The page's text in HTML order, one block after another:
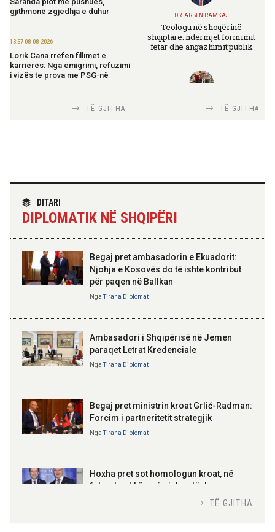
gjithmonë zgjedhja e duhur
13:57 08-08-2026
Lorik Cana rrëfen fillimet e
karrierës: Nga emigrimi, refuzimi
i vizës te prova me PSG-në
Vijojnë punimet për Muzeun
lartë për zjarre në tetë qarqe
seminari i leximit mbi librin e Xi
Jinpingut për qeverisjen e Kinës
Armatosura me mjete taktike
“Made in Albania”
TË GJITHA
DR. ARBEN RAMKAJ
Teologu në shoqërinë
shqiptare: ndërmjet formimit
fetar dhe angazhimit publik
TIRANA DIPLOMAT
TIRANA DIPLOMAT
Skënderbeut dhe Ismail
Kosovë!
100-vjetori i themelimit të
Urdhrit të Skënderbeut
TË GJITHA
DITARI
DIPLOMATIK NË SHQIPËRI
Begaj pret ambasadorin e Ekuadorit:
Njohja e Kosovës do të ishte kontribut
për paqen në Ballkan
NgaTirana Diplomat
Ambasadori i Shqipërisë në Jemen
paraqet Letrat Kredenciale
NgaTirana Diplomat
Begaj pret ministrin kroat Grlić-Radman:
Forcim i partneritetit strategjik
NgaTirana Diplomat
Hoxha pret sot homologun kroat, në
fokus bashkëpunimi dypalësh
TË GJITHA